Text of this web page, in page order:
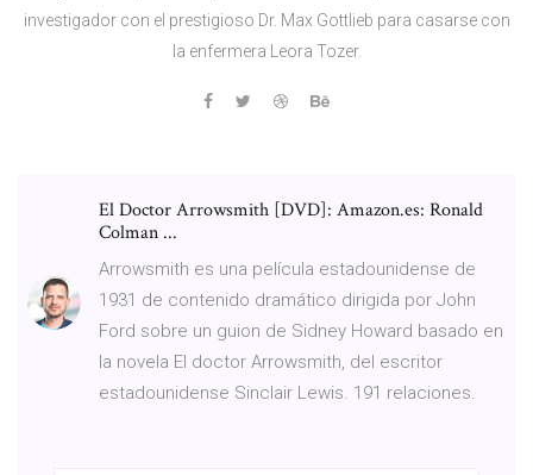
investigador con el prestigioso Dr. Max Gottlieb para casarse con
la enfermera Leora Tozer.
El Doctor Arrowsmith [DVD]: Amazon.es: Ronald
Colman ...
Arrowsmith es una película estadounidense de
1931 de contenido dramático dirigida por John
Ford sobre un guion de Sidney Howard basado en
la novela El doctor Arrowsmith, del escritor
estadounidense Sinclair Lewis. 191 relaciones.